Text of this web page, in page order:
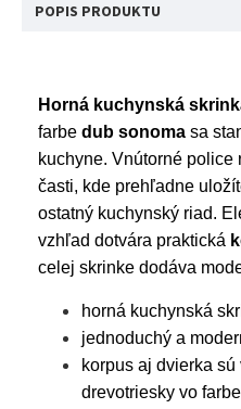
POPIS PRODUKTU
Horná kuchynská
farbe dub sonoma sa
kuchyne. Vnútorné police
časti, kde prehľadne
ostatný kuchynský riad.
vzhľad dotvára praktická
celej skrinke dodáva
horná kuchynská
jednoduchý a
korpus aj dvierka
drevotriesky vo farbe